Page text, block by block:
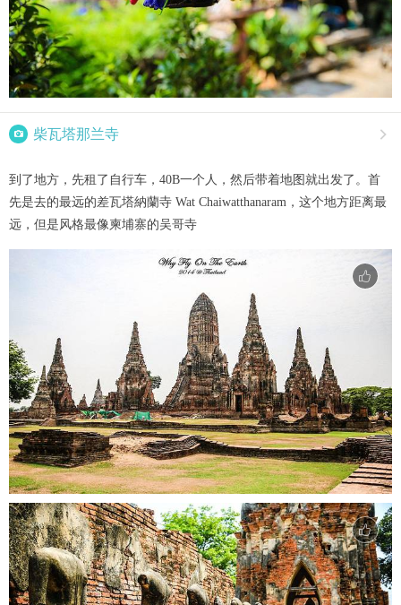
 柴瓦塔那兰寺 
到了地方，先租了自行车，40B一个人，然后带着地图就出发了。首
先是去的最远的差瓦塔納蘭寺 Wat Chaiwatthanaram，这个地方距离最
远，但是风格最像柬埔寨的吴哥寺